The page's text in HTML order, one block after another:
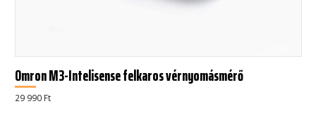
Omron M3-Intelisense felkaros vérnyomásmérő
29 990 Ft